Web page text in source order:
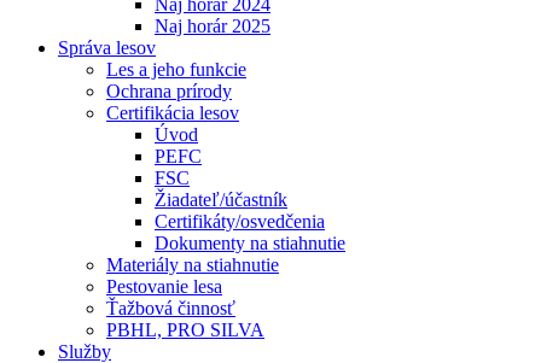
Naj horár 2025
Správa lesov
Les a jeho funkcie
Ochrana prírody
Certifikácia lesov
Úvod
PEFC
FSC
Žiadateľ/účastník
Certifikáty/osvedčenia
Dokumenty na stiahnutie
Materiály na stiahnutie
Pestovanie lesa
Ťažbová činnosť
PBHL, PRO SILVA
Služby